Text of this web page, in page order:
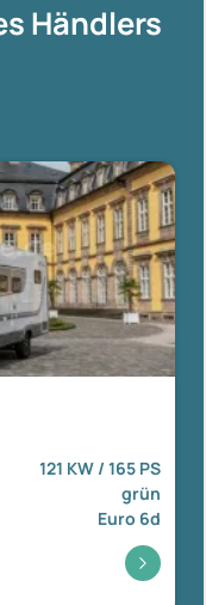
Händlers
121 KW / 165 PS
grün
Euro 6d